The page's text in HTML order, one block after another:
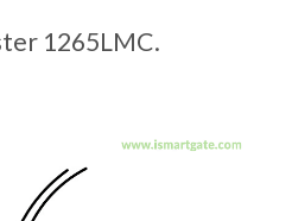
1265LMC.